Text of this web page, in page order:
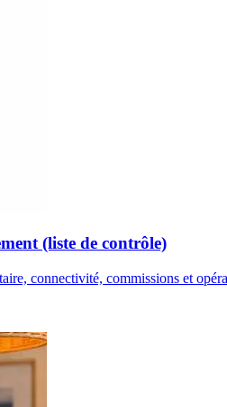
(liste de contrôle)
connectivité, commissions et